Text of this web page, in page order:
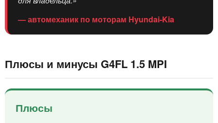
— автомеханик по моторам Hyundai-Kia
Плюсы и минусы G4FL 1.5 MPI
Плюсы